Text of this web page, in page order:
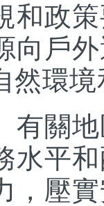
和政
向戶
然環
關地
水平
，壓